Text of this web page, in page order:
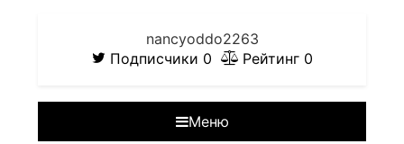
nancyoddo2263
Подписчики 0 Рейтинг 0
Меню